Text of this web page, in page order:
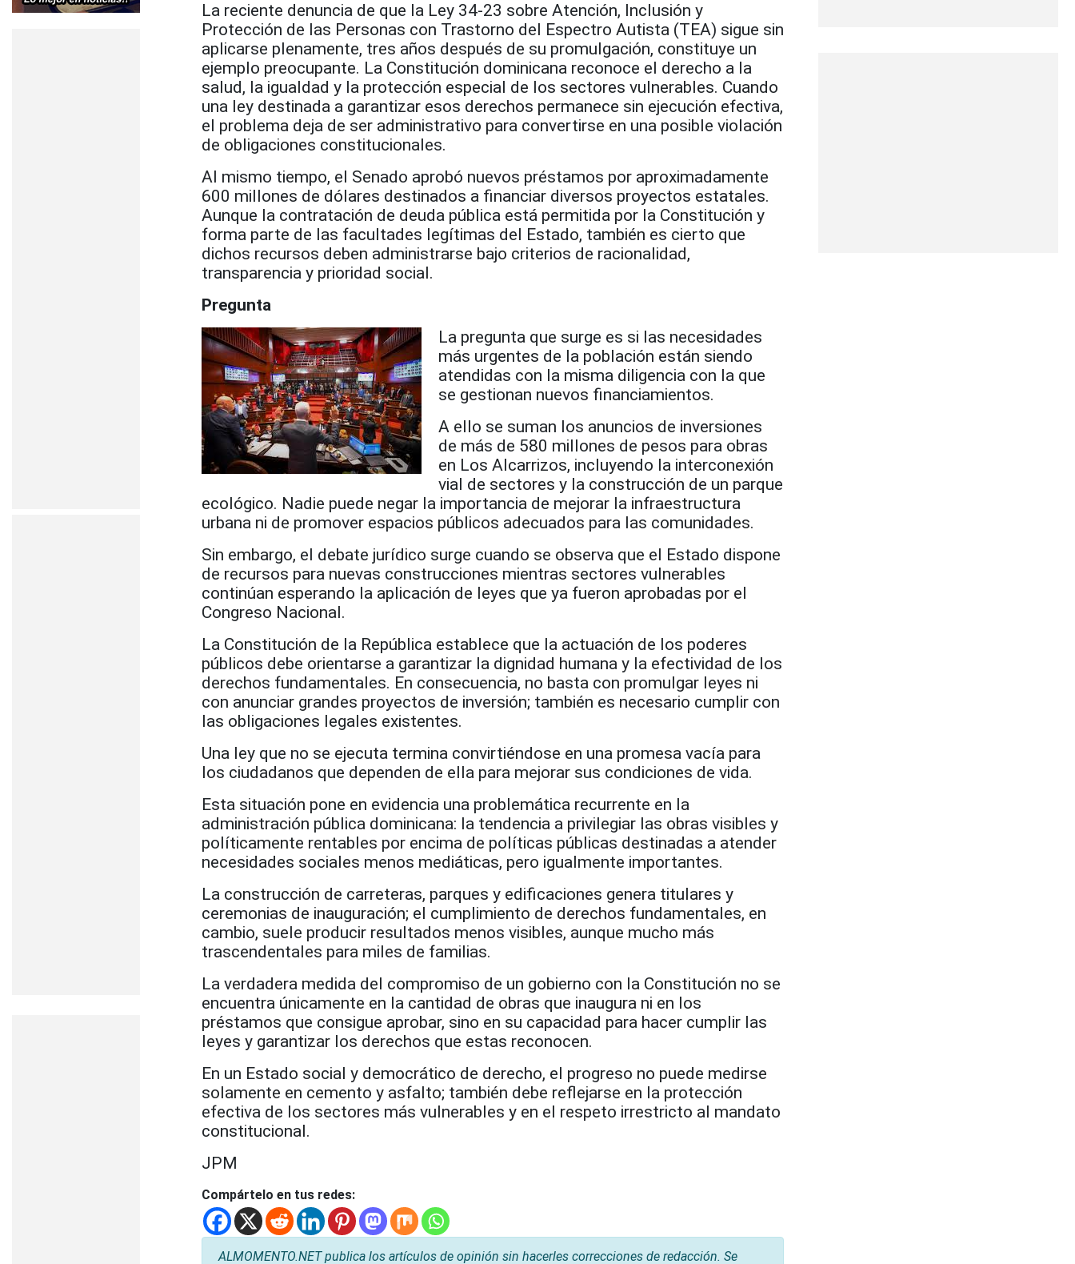
La reciente denuncia de que la Ley 34-23 sobre Atención, Inclusión y
Protección de las Personas con Trastorno del Espectro Autista (TEA) sigue sin
aplicarse plenamente, tres años después de su promulgación, constituye un
ejemplo preocupante. La Constitución dominicana reconoce el derecho a la
salud, la igualdad y la protección especial de los sectores vulnerables. Cuando
una ley destinada a garantizar esos derechos permanece sin ejecución efectiva,
el problema deja de ser administrativo para convertirse en una posible violación
de obligaciones constitucionales.
Al mismo tiempo, el Senado aprobó nuevos préstamos por aproximadamente
600 millones de dólares destinados a financiar diversos proyectos estatales.
Aunque la contratación de deuda pública está permitida por la Constitución y
forma parte de las facultades legítimas del Estado, también es cierto que
dichos recursos deben administrarse bajo criterios de racionalidad,
transparencia y prioridad social.
Pregunta
La pregunta que surge es si las necesidades
más urgentes de la población están siendo
atendidas con la misma diligencia con la que
se gestionan nuevos financiamientos.
A ello se suman los anuncios de inversiones
de más de 580 millones de pesos para obras
en Los Alcarrizos, incluyendo la interconexión
vial de sectores y la construcción de un parque
ecológico. Nadie puede negar la importancia de mejorar la infraestructura
urbana ni de promover espacios públicos adecuados para las comunidades.
Sin embargo, el debate jurídico surge cuando se observa que el Estado dispone
de recursos para nuevas construcciones mientras sectores vulnerables
continúan esperando la aplicación de leyes que ya fueron aprobadas por el
Congreso Nacional.
La Constitución de la República establece que la actuación de los poderes
públicos debe orientarse a garantizar la dignidad humana y la efectividad de los
derechos fundamentales. En consecuencia, no basta con promulgar leyes ni
con anunciar grandes proyectos de inversión; también es necesario cumplir con
las obligaciones legales existentes.
Una ley que no se ejecuta termina convirtiéndose en una promesa vacía para
los ciudadanos que dependen de ella para mejorar sus condiciones de vida.
Esta situación pone en evidencia una problemática recurrente en la
administración pública dominicana: la tendencia a privilegiar las obras visibles y
políticamente rentables por encima de políticas públicas destinadas a atender
necesidades sociales menos mediáticas, pero igualmente importantes.
La construcción de carreteras, parques y edificaciones genera titulares y
ceremonias de inauguración; el cumplimiento de derechos fundamentales, en
cambio, suele producir resultados menos visibles, aunque mucho más
trascendentales para miles de familias.
La verdadera medida del compromiso de un gobierno con la Constitución no se
encuentra únicamente en la cantidad de obras que inaugura ni en los
préstamos que consigue aprobar, sino en su capacidad para hacer cumplir las
leyes y garantizar los derechos que estas reconocen.
En un Estado social y democrático de derecho, el progreso no puede medirse
solamente en cemento y asfalto; también debe reflejarse en la protección
efectiva de los sectores más vulnerables y en el respeto irrestricto al mandato
constitucional.
JPM
Compártelo en tus redes:
ALMOMENTO.NET publica los artículos de opinión sin hacerles correcciones de redacción. Se